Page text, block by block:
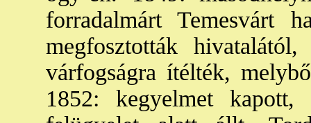
forradalmárt Temesvárt
megfosztották
várfogságra ítélték,
1852: kegyelmet